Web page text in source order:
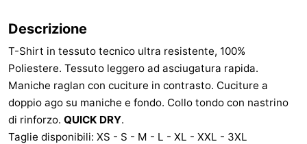
Descrizione
T-Shirt in tessuto tecnico ultra resistente, 100%
Poliestere. Tessuto leggero ad asciugatura rapida.
Maniche raglan con cuciture in contrasto. Cuciture a
doppio ago su maniche e fondo. Collo tondo con nastrino
di rinforzo. QUICK DRY.
Taglie disponibili: XS - S - M - L - XL - XXL - 3XL